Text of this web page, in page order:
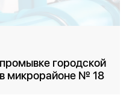
городской
микрорайоне № 18